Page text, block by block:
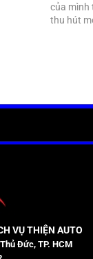
của mình
thu hút
VỤ THIỆN AUTO
Đức, TP. HCM